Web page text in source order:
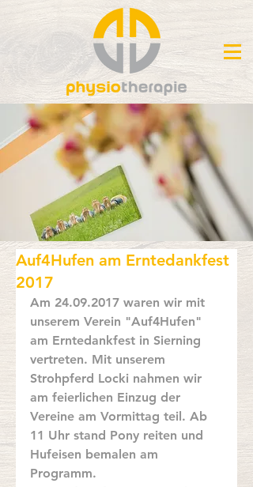
Auf4Hufen am Erntedankfest
2017
Am 24.09.2017 waren wir mit
unserem Verein "Auf4Hufen"
am Erntedankfest in Sierning
vertreten. Mit unserem
Strohpferd Locki nahmen wir
am feierlichen Einzug der
Vereine am Vormittag teil. Ab
11 Uhr stand Pony reiten und
Hufeisen bemalen am
Programm.